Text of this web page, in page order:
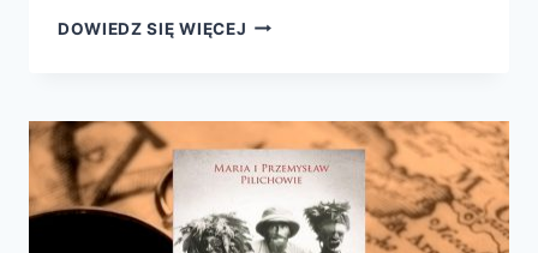
DOWIEDZ SIĘ WIĘCEJ WIELCY
ODKRYWALI
ŚWIAT